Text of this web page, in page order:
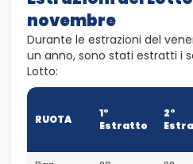
novembre
Durante le estrazioni del
un anno, sono stati estratti i
Lotto:
RUOTA
1°
Estratto
2°